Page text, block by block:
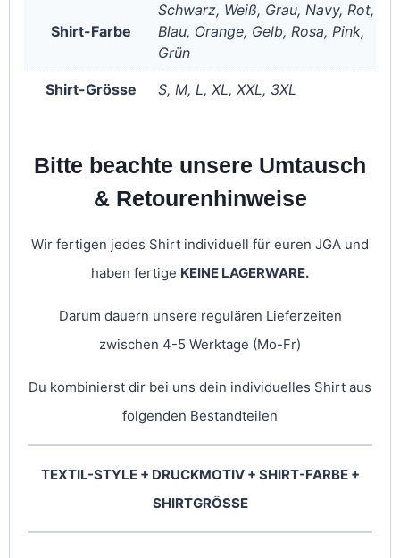
Shirt-Farbe
Schwarz, Weiß, Grau, Navy, Rot,
Blau, Orange, Gelb, Rosa, Pink,
Grün
Shirt-Grösse S, M, L, XL, XXL, 3XL
Bitte beachte unsere Umtausch
& Retourenhinweise
Wir fertigen jedes Shirt individuell für euren JGA und
haben fertige KEINE LAGERWARE.
Darum dauern unsere regulären Lieferzeiten
zwischen 4-5 Werktage (Mo-Fr)
Du kombinierst dir bei uns dein individuelles Shirt aus
folgenden Bestandteilen
TEXTIL-STYLE + DRUCKMOTIV + SHIRT-FARBE +
SHIRTGRÖSSE